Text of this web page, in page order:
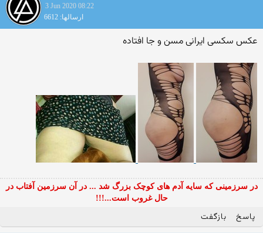
3 Jun 2020 08:22
ارسالها: 6612
عکس سکسی ایرانی مسن و جا افتاده
در سرزمینی که سایه آدم های کوچک بزرگ شد ... در آن سرزمین آفتاب در
حال غروب است...!!!
پاسخ بازگفت